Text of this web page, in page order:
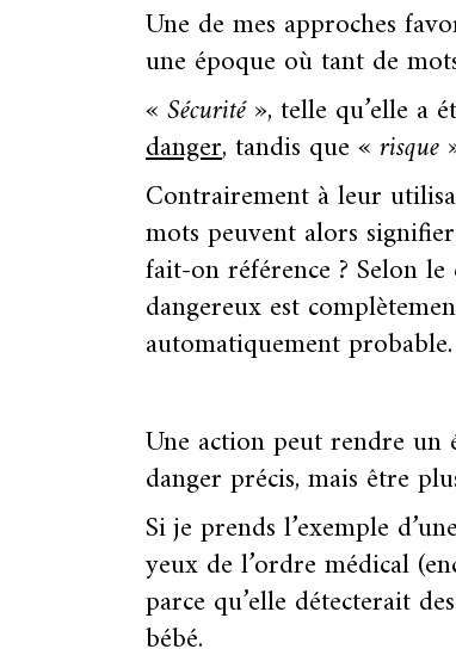
Une de mes approches
une époque où tant de
« Sécurité », telle qu’elle a
danger, tandis que« risque
Contrairement à leur
mots peuvent alors
fait-on référence ? Selon
dangereux est
automatiquement probable.
Une action peut rendre
danger précis, mais être
Si je prends l’exemple
yeux de l’ordre médical
parce qu’elle détecterait